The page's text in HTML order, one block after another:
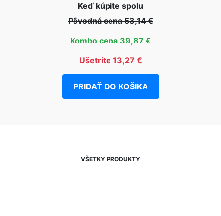
Keď kúpite spolu
Pôvodná cena 53,14 €
Kombo cena 39,87 €
Ušetríte 13,27 €
PRIDAŤ DO KOŠIKA
VŠETKY PRODUKTY